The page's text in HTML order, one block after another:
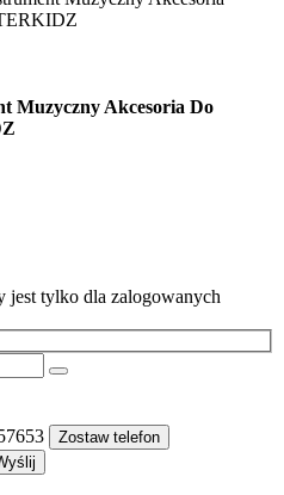
Muzyczny Akcesoria Do
jest tylko dla zalogowanych
Zostaw telefon